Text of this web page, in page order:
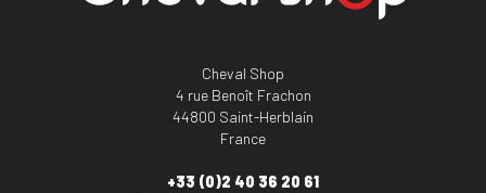
Cheval Shop
4 rue Benoît Frachon
44800 Saint-Herblain
France
+33 (0)2 40 36 20 61